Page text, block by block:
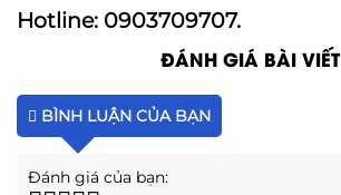
Hotline: 0903709707.
ĐÁNH GIÁ BÀI VIẾT
BÌNH LUẬN CỦA BẠN
Đánh giá của bạn: